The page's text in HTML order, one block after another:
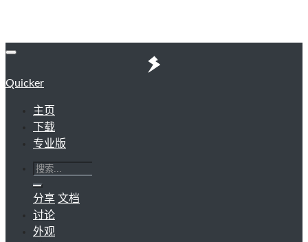
Quicker
主页
下载
专业版
分享 文档
讨论
外观